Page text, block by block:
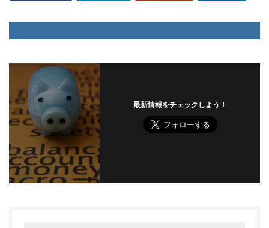
最新情報をチェックしよう！